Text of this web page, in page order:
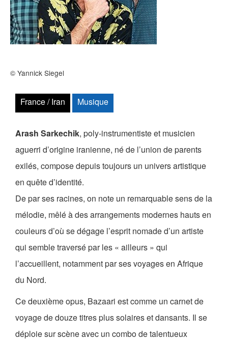
Auteurs en résidence
ACTIONS CULTURELLES
Les Zébrures d’automne
Les Zébrures du printemps
Maison des auteurs·rices
Archives numériques
PROJET ARTISTIQUE
Équipe
le Pole Francophone à Limoges
Missions
© Yannick Siegel
France / Iran Musique
Arash Sarkechik, poly-instrumentiste et musicien
aguerri d’origine iranienne, né de l’union de parents
exilés, compose depuis toujours un univers artistique
en quête d’identité.
De par ses racines, on note un remarquable sens de la
mélodie, mêlé à des arrangements modernes hauts en
couleurs d’où se dégage l’esprit nomade d’un artiste
qui semble traversé par les « ailleurs » qui
l’accueillent, notamment par ses voyages en Afrique
du Nord.
Ce deuxième opus, Bazaari est comme un carnet de
voyage de douze titres plus solaires et dansants. Il se
déploie sur scène avec un combo de talentueux